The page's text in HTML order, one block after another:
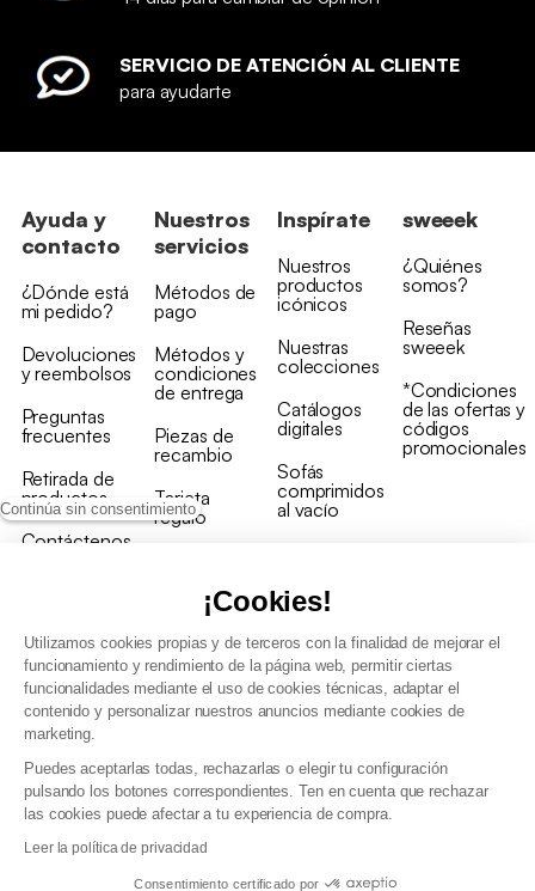
Continúa sin consentimiento
¡Cookies!
Utilizamos cookies propias y de terceros con la finalidad de mejorar el
funcionamiento y rendimiento de la página web, permitir ciertas
funcionalidades mediante el uso de cookies técnicas, adaptar el
contenido y personalizar nuestros anuncios mediante cookies de
marketing.
Puedes aceptarlas todas, rechazarlas o elegir tu configuración
pulsando los botones correspondientes. Ten en cuenta que rechazar
las cookies puede afectar a tu experiencia de compra.
Leer la política de privacidad
Consentimiento certificado por
SERVICIO DE ATENCIÓN AL CLIENTE
para ayudarte
Ayuda y
contacto
¿Dónde está
mi pedido?
Devoluciones
y reembolsos
Preguntas
frecuentes
Retirada de
productos
Contáctenos
Nuestros
servicios
Métodos de
pago
Métodos y
condiciones
de entrega
Piezas de
recambio
Tarjeta
regalo
Inspírate
Nuestros
productos
icónicos
Nuestras
colecciones
Catálogos
digitales
Sofás
comprimidos
al vacío
sweeek
¿Quiénes
somos?
Reseñas
sweeek
*Condiciones
de las ofertas y
códigos
promocionales
Política de gestión de datos personales y cookies
Condiciones generales de Venta Profesional
Declaración de accesibilidad